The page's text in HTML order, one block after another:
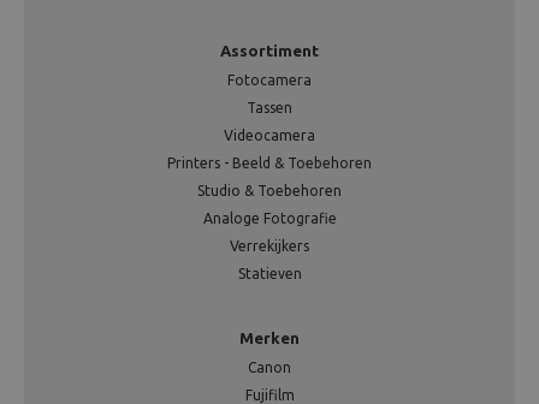
Assortiment
Fotocamera
Tassen
Videocamera
Printers - Beeld & Toebehoren
Studio & Toebehoren
Analoge Fotografie
Verrekijkers
Statieven
Merken
Canon
Fujifilm